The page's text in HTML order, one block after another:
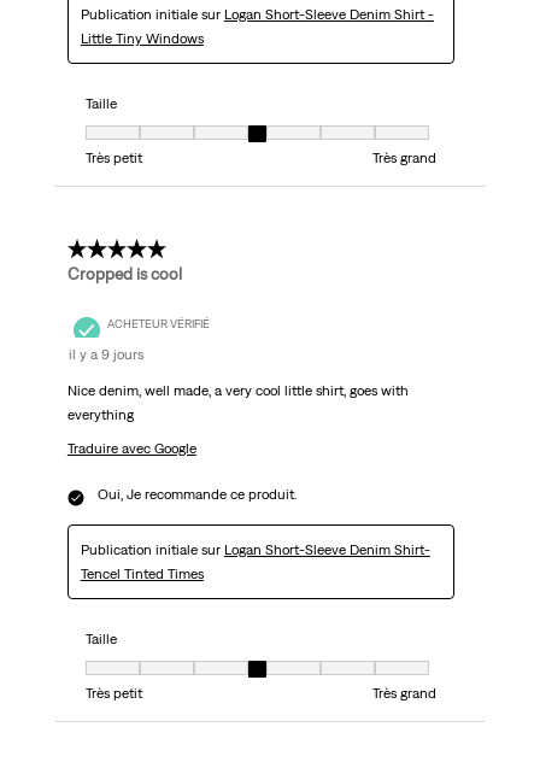
Publication initiale sur Logan Short-Sleeve Denim Shirt -
Little Tiny Windows
Taille
Taille, 4 sur 7, où 1 est égal à Très petit et 7 est égal à Très grand
Très petit
Très grand
5 étoile(s) sur 5.
Cropped is cool
ACHETEUR VÉRIFIÉ
il y a 9 jours
Nice denim, well made, a very cool little shirt, goes with
everything
Traduire avec Google
Oui, Je recommande ce produit.
Publication initiale sur Logan Short-Sleeve Denim Shirt-
Tencel Tinted Times
Taille
Taille, 4 sur 7, où 1 est égal à Très petit et 7 est égal à Très grand
Très petit
Très grand